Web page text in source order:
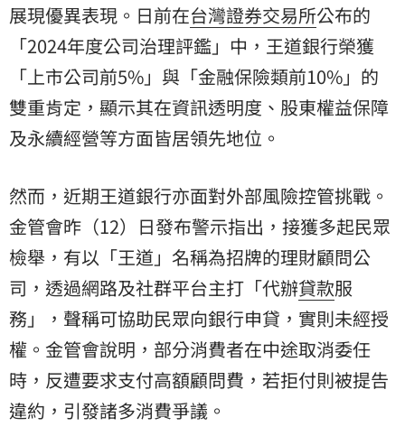
展現優異表現。日前在台灣證券交易所公布的
「2024年度公司治理評鑑」中，王道銀行榮獲
「上市公司前5%」與「金融保險類前10%」的
雙重肯定，顯示其在資訊透明度、股東權益保障
及永續經營等方面皆居領先地位。
然而，近期王道銀行亦面對外部風險控管挑戰。
金管會昨（12）日發布警示指出，接獲多起民眾
檢舉，有以「王道」名稱為招牌的理財顧問公
司，透過網路及社群平台主打「代辦貸款服
務」，聲稱可協助民眾向銀行申貸，實則未經授
權。金管會說明，部分消費者在中途取消委任
時，反遭要求支付高額顧問費，若拒付則被提告
違約，引發諸多消費爭議。